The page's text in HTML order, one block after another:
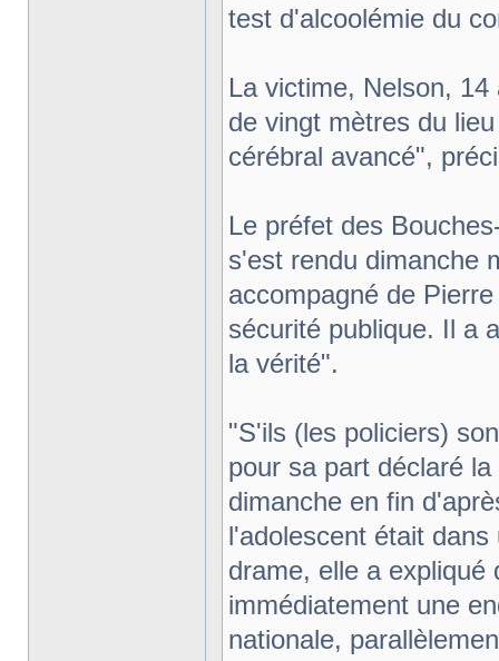
test d'alcoolémie du
La victime, Nelson,
de vingt mètres du
cérébral avancé",
Le préfet des
s'est rendu dimanche
accompagné de
sécurité publique. Il a
la vérité".
"S'ils (les policiers)
pour sa part déclaré
dimanche en fin
l'adolescent était
drame, elle a
immédiatement une
nationale,